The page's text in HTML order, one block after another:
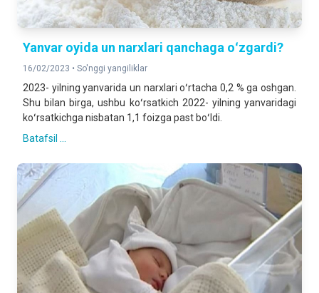
Yanvar oyida un narxlari qanchaga oʻzgardi?
16/02/2023 • So'nggi yangiliklar
2023- yilning yanvarida un narxlari oʻrtacha 0,2 % ga oshgan.
Shu bilan birga, ushbu koʻrsatkich 2022- yilning yanvaridagi
koʻrsatkichga nisbatan 1,1 foizga past boʻldi.
Batafsil ...